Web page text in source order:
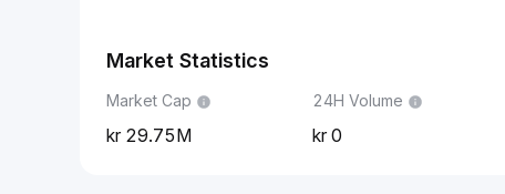
Market Statistics
Market Cap
29.75M
24H Volume
0